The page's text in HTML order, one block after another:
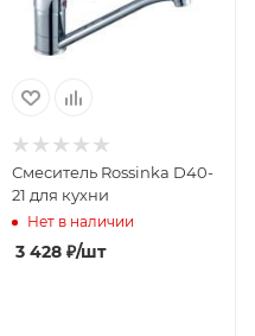
Смеситель Rossinka D40-
21 для кухни
Нет в наличии
3 428₽/шт